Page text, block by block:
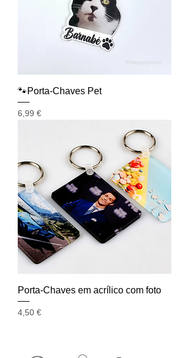
🐾Porta-Chaves Pet
Preço
6,99 €
Porta-Chaves em acrílico com foto
Preço
4,50 €